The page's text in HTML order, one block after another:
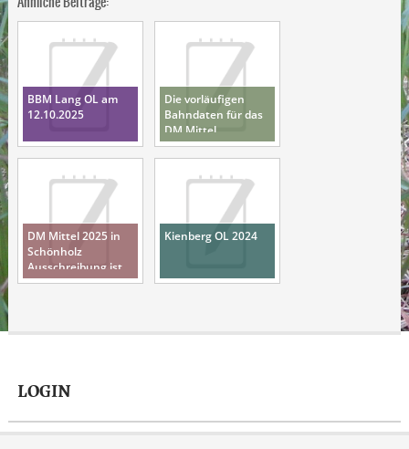
BBM Lang OL am
12.10.2025
Die vorläufigen
Bahndaten für das
DM Mittel
Wochenende sind
veröffentlicht.
DM Mittel 2025 in
Schönholz
Ausschreibung ist
veröffentlicht
Kienberg OL 2024
LOGIN